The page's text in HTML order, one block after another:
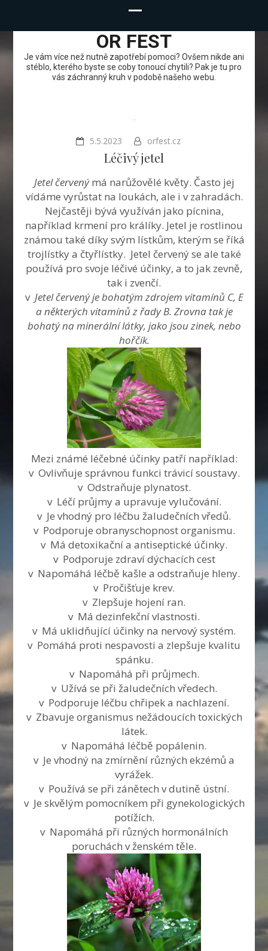
OR FEST
Je vám více než nutně zapotřebí pomoci? Ovšem nikde ani
stéblo, kterého byste se coby tonoucí chytili? Pak je tu pro
vás záchranný kruh v podobě našeho webu.
5.5.2023 orfest.cz
Léčivý jetel
Jetel červenýmá narůžovělé květy. Často jej
vídáme vyrůstat na loukách, ale i v zahradách.
Nejčastěji bývá využíván jako pícnina,
například krmení pro králíky. Jetel je rostlinou
známou také díky svým lístkům, kterým se říká
trojlístky a čtyřlístky. Jetel červený se ale také
používá pro svoje léčivé účinky, a to jak zevně,
tak i zvenčí.
v Jetel červený je bohatým zdrojem vitamínů C, E
a některých vitamínů z řady B. Zrovna tak je
bohatý na minerální látky, jako jsou zinek, nebo
hořčík.
Mezi známé léčebné účinky patří například:
v Ovlivňuje správnou funkci trávicí soustavy.
v Odstraňuje plynatost.
v Léčí průjmy a upravuje vylučování.
v Je vhodný pro léčbu žaludečních vředů.
v Podporuje obranyschopnost organismu.
v Má detoxikační a antiseptické účinky.
v Podporuje zdraví dýchacích cest
v Napomáhá léčbě kašle a odstraňuje hleny.
v Pročišťuje krev.
v Zlepšuje hojení ran.
v Má dezinfekční vlastnosti.
v Má uklidňující účinky na nervový systém.
v Pomáhá proti nespavosti a zlepšuje kvalitu
spánku.
v Napomáhá při průjmech.
v Užívá se při žaludečních vředech.
v Podporuje léčbu chřipek a nachlazení.
v Zbavuje organismus nežádoucích toxických
látek.
v Napomáhá léčbě popálenin.
v Je vhodný na zmírnění různých ekzémů a
vyrážek.
v Používá se při zánětech v dutině ústní.
v Je skvělým pomocníkem při gynekologických
potížích.
v Napomáhá při různých hormonálních
poruchách v ženském těle.